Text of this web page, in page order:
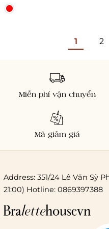
1 2
Miễn phí vận chuyển
Mã giảm giá
Address: 351/24 Lê Văn Sỹ
21:00) Hotline: 0869397388